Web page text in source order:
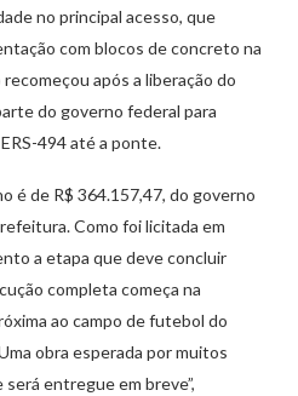
no principal acesso, que
com blocos de concreto na
após a liberação do
do governo federal para
494 até a ponte.
é de R$ 364.157,47, do governo
Como foi licitada em
a etapa que deve concluir
completa começa na
ao campo de futebol do
obra esperada por muitos
entregue em breve”,